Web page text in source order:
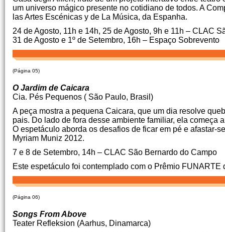
um universo mágico presente no cotidiano de todos. A
las Artes Escénicas y de La Música, da Espanha.
24 de Agosto, 11h e 14h, 25 de Agosto, 9h e 11h – CLAC
31 de Agosto e 1º de Setembro, 16h – Espaço Sobrevento
(Página 05)
O Jardim de Caicara
Cia. Pés Pequenos ( São Paulo, Brasil)
A peça mostra a pequena Caicara, que um dia resolve
pais. Do lado de fora desse ambiente familiar, ela começa
O espetáculo aborda os desafios de ficar em pé e afastar-
Myriam Muniz 2012.
7 e 8 de Setembro, 14h – CLAC São Bernardo do Campo
Este espetáculo foi contemplado com o Prêmio FUNARTE
(Página 06)
Songs From Above
Teater Refleksion (Aarhus, Dinamarca)